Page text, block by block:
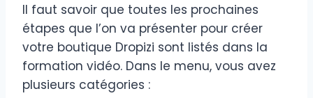
Il faut savoir que toutes les prochaines
étapes que l’on va présenter pour créer
votre boutique Dropizi sont listés dans la
formation vidéo. Dans le menu, vous avez
plusieurs catégories :